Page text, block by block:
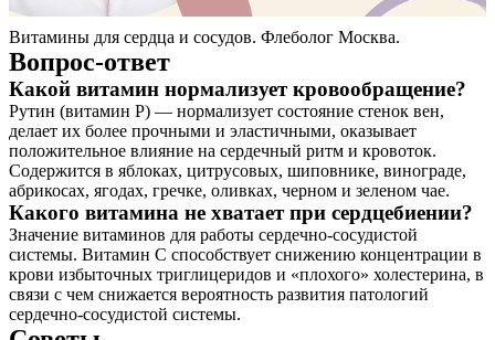
Витамины для сердца и сосудов. Флеболог Москва.
Вопрос-ответ
Какой витамин нормализует кровообращение?
Рутин (витамин Р) — нормализует состояние стенок вен,
делает их более прочными и эластичными, оказывает
положительное влияние на сердечный ритм и кровоток.
Содержится в яблоках, цитрусовых, шиповнике, винограде,
абрикосах, ягодах, гречке, оливках, черном и зеленом чае.
Какого витамина не хватает при сердцебиении?
Значение витаминов для работы сердечно-сосудистой
системы. Витамин С способствует снижению концентрации в
крови избыточных триглицеридов и «плохого» холестерина, в
связи с чем снижается вероятность развития патологий
сердечно-сосудистой системы.